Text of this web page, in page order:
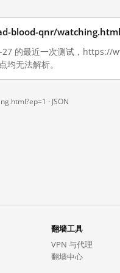
qnr/
27 的最近一次测试，
无法解析。
· JSON
翻墙工具
VPN 与代理
翻墙中心